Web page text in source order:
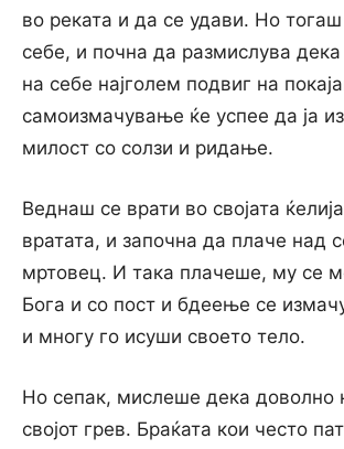
во реката и да се удави. Но тогаш
себе, и почна да размислува
на себе најголем подвиг на
самоизмачување ќе успее да ја
милост со солзи и ридање.
Веднаш се врати во својата
вратата, и започна да плаче над
мртовец. И така плачеше, му се
Бога и со пост и бдеење се
и многу го исуши своето тело.
Но сепак, мислеше дека доволно
својот грев. Браќата кои често